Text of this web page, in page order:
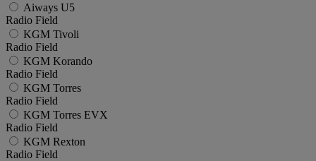
Aiways U5
Radio Field
KGM Tivoli
Radio Field
KGM Korando
Radio Field
KGM Torres
Radio Field
KGM Torres EVX
Radio Field
KGM Rexton
Radio Field